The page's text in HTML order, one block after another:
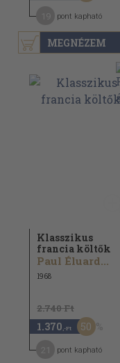
MEGNÉZEM
pont kapható
Klasszikus
francia költők
Paul Éluard...
1968
2.740 Ft
1.370 ,-Ft 50
pont kapható